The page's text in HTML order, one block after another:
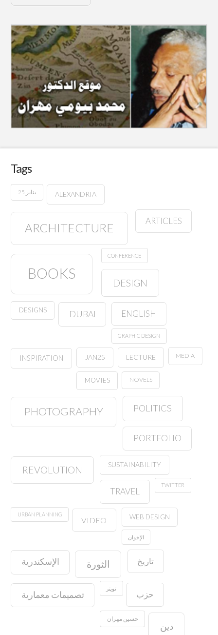
Tags
25 يناير ALEXANDRIA
ARCHITECTURE
ARTICLES
BOOKS
CONFERENCE
DESIGN
DESIGNS DUBAI ENGLISH
GRAPHIC DESIGN
INSPIRATION JAN25 LECTURE MEDIA
MOVIES NOVELS
PHOTOGRAPHY POLITICS
PORTFOLIO
REVOLUTION SUSTAINABILITY
TRAVEL
TWITTER
URBAN PLANNING
VIDEO WEB DESIGN
الإخوان
الإسكندرية الثورة تاريخ
تصميمات معمارية
تويتر
حزب
حسين مهران
دين